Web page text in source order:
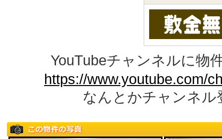
YouTubeチャンネルに物
https://www.youtube.com/
なんとかチャンネル